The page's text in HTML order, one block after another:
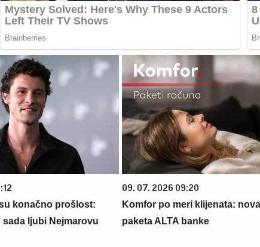
konačno prošlost:
ljubi Nejmarovu
09. 07. 2026 09:20
Komfor po meri klijenata:
paketa ALTA banke